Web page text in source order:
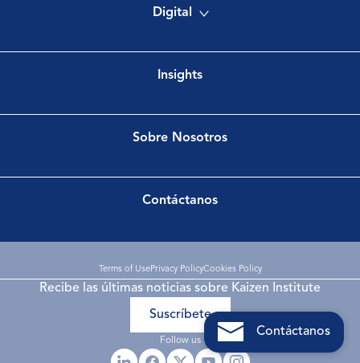
Contáctanos
Digital
Insights
Sobre Nosotros
Contáctanos
Terms of UsePrivacy PolicyCookies Policy
Recibe las últimas noticias sobre Kaizen Institute
Suscríbete
Follow us